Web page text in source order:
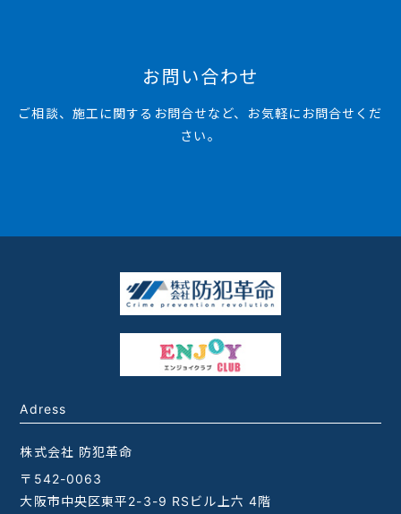
お問い合わせ
ご相談、施工に関するお問合せなど、お気軽にお問合せくだ
さい。
Adress
株式会社 防犯革命
〒542-0063
大阪市中央区東平2-3-9 RSビル上六 4階